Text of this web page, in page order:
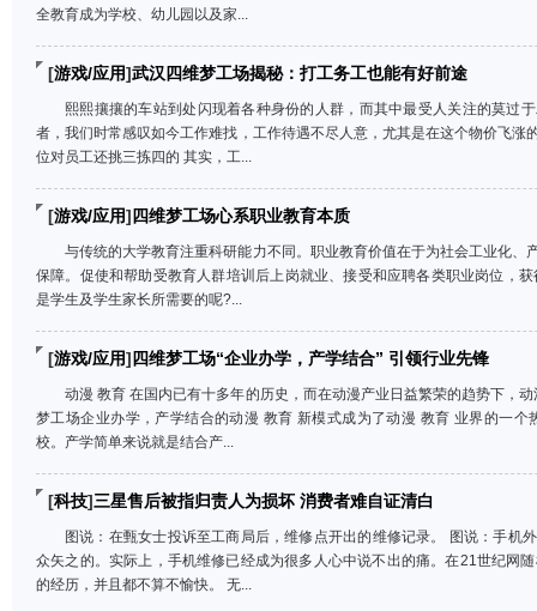
全教育成为学校、幼儿园以及家...
[游戏/应用]武汉四维梦工场揭秘：打工务工也能有好前途
熙熙攘攘的车站到处闪现着各种身份的人群，而其中最受人关注的莫过
者，我们时常感叹如今工作难找，工作待遇不尽人意，尤其是在这个物价飞涨
位对员工还挑三拣四的 其实，工...
[游戏/应用] 四维梦工场心系职业教育本质
与传统的大学教育注重科研能力不同。职业教育价值在于为社会工业化、
保障。促使和帮助受教育人群培训后上岗就业、接受和应聘各类职业岗位，
是学生及学生家长所需要的呢?...
[游戏/应用] 四维梦工场“企业办学，产学结合” 引领行业先锋
动漫 教育 在国内已有十多年的历史，而在动漫产业日益繁荣的趋势下，
梦工场企业办学，产学结合的动漫 教育 新模式成为了动漫 教育 业界的一
校。产学简单来说就是结合产...
[科技]三星售后被指归责人为损坏 消费者难自证清白
图说：在甄女士投诉至工商局后，维修点开出的维修记录。 图说：手机
众矢之的。实际上，手机维修已经成为很多人心中说不出的痛。在21世纪网
的经历，并且都不算不愉快。 无...